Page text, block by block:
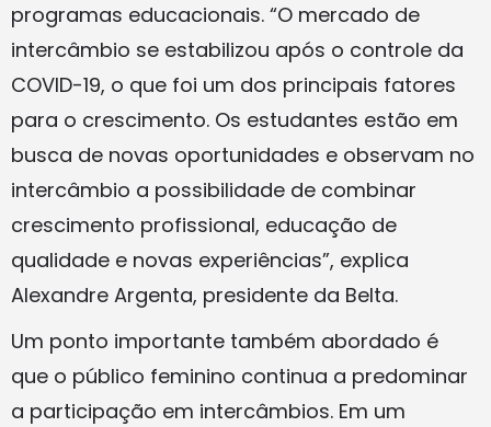
programas educacionais. “O mercado de
intercâmbio se estabilizou após o controle da
COVID-19, o que foi um dos principais fatores
para o crescimento. Os estudantes estão em
busca de novas oportunidades e observam no
intercâmbio a possibilidade de combinar
crescimento profissional, educação de
qualidade e novas experiências”, explica
Alexandre Argenta, presidente da Belta.
Um ponto importante também abordado é
que o público feminino continua a predominar
a participação em intercâmbios. Em um